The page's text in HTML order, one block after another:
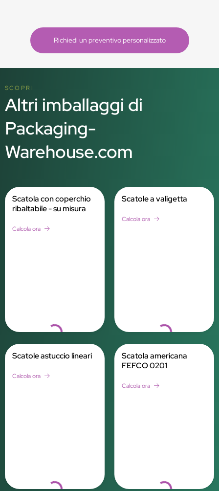
Richiedi un preventivo personalizzato
SCOPRI
Altri imballaggi di
Packaging-
Warehouse.com
Loading...
Scatola con coperchio
ribaltabile - su misura
Calcola ora
Loading...
Scatole a valigetta
Calcola ora
Scatole astuccio lineari
Calcola ora
Scatola americana
FEFCO 0201
Calcola ora